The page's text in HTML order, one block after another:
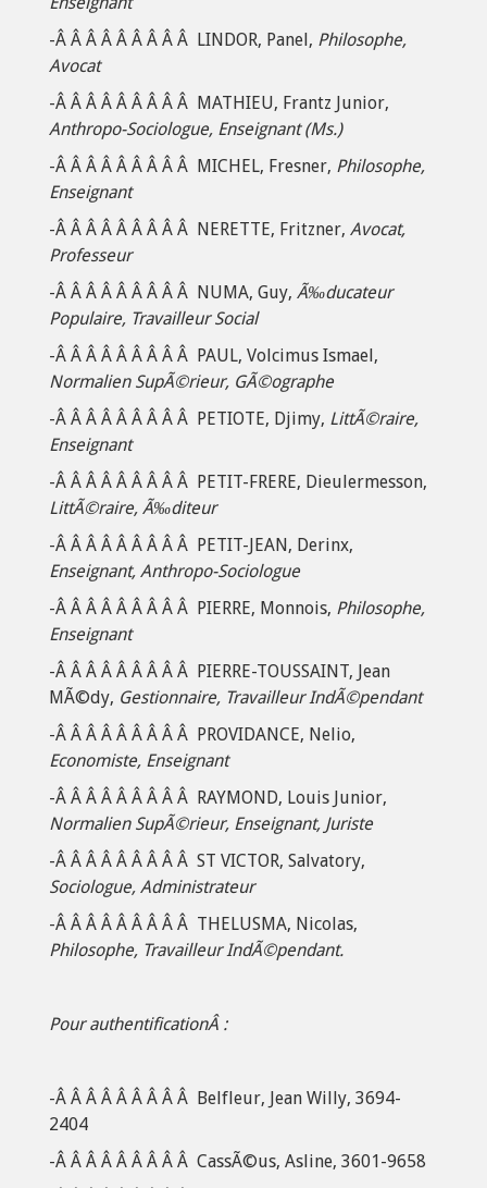
-Â Â Â Â Â Â Â Â Â LINDOR, Panel, Philosophe,
Avocat
-Â Â Â Â Â Â Â Â Â MATHIEU, Frantz Junior,
Anthropo-Sociologue, Enseignant (Ms.)
-Â Â Â Â Â Â Â Â Â MICHEL, Fresner, Philosophe,
Enseignant
-Â Â Â Â Â Â Â Â Â NERETTE, Fritzner, Avocat,
Professeur
-Â Â Â Â Â Â Â Â Â NUMA, Guy, Ã‰ducateur
Populaire, Travailleur Social
-Â Â Â Â Â Â Â Â Â PAUL, Volcimus Ismael,
Normalien SupÃ©rieur, GÃ©ographe
-Â Â Â Â Â Â Â Â Â PETIOTE, Djimy, LittÃ©raire,
Enseignant
-Â Â Â Â Â Â Â Â Â PETIT-FRERE, Dieulermesson,
LittÃ©raire, Ã‰diteur
-Â Â Â Â Â Â Â Â Â PETIT-JEAN, Derinx,
Enseignant, Anthropo-Sociologue
-Â Â Â Â Â Â Â Â Â PIERRE, Monnois, Philosophe,
Enseignant
-Â Â Â Â Â Â Â Â Â PIERRE-TOUSSAINT, Jean
MÃ©dy, Gestionnaire, Travailleur IndÃ©pendant
-Â Â Â Â Â Â Â Â Â PROVIDANCE, Nelio,
Economiste, Enseignant
-Â Â Â Â Â Â Â Â Â RAYMOND, Louis Junior,
Normalien SupÃ©rieur, Enseignant, Juriste
-Â Â Â Â Â Â Â Â Â ST VICTOR, Salvatory,
Sociologue, Administrateur
-Â Â Â Â Â Â Â Â Â THELUSMA, Nicolas,
Philosophe, Travailleur IndÃ©pendant.
Pour authentificationÂ :
-Â Â Â Â Â Â Â Â Â Belfleur, Jean Willy, 3694-
2404
-Â Â Â Â Â Â Â Â Â CassÃ©us, Asline, 3601-9658